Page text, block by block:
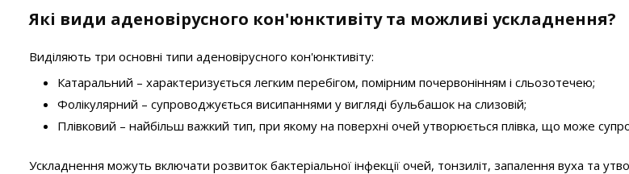
Які види аденовірусного кон'юнктивіту та можливі ускладнення?
Виділяють три основні типи аденовірусного кон'юнктивіту:
Катаральний – характеризується легким перебігом, помірним почервонінням і сльозотечею;
Фолікулярний – супроводжується висипаннями у вигляді бульбашок на слизовій;
Плівковий – найбільш важкий тип, при якому на поверхні очей утворюється плівка, що може
Ускладнення можуть включати розвиток бактеріальної інфекції очей, тонзиліт, запалення вуха та